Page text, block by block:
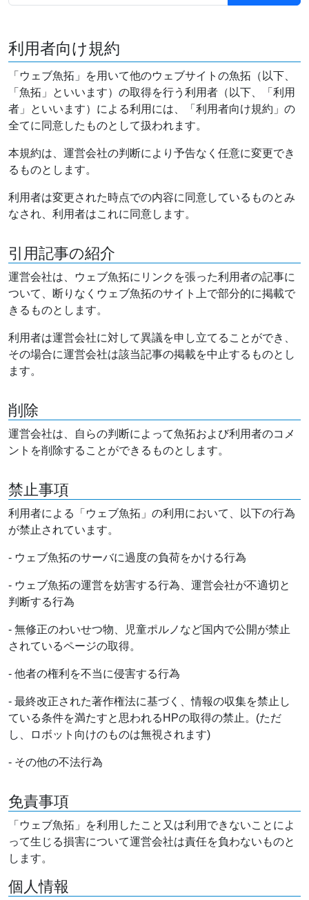
利用者向け規約
「ウェブ魚拓」を用いて他のウェブサイトの魚拓（以下、
「魚拓」といいます）の取得を行う利用者（以下、「利用
者」といいます）による利用には、「利用者向け規約」の
全てに同意したものとして扱われます。
本規約は、運営会社の判断により予告なく任意に変更でき
るものとします。
利用者は変更された時点での内容に同意しているものとみ
なされ、利用者はこれに同意します。
引用記事の紹介
運営会社は、ウェブ魚拓にリンクを張った利用者の記事に
ついて、断りなくウェブ魚拓のサイト上で部分的に掲載で
きるものとします。
利用者は運営会社に対して異議を申し立てることができ、
その場合に運営会社は該当記事の掲載を中止するものとし
ます。
削除
運営会社は、自らの判断によって魚拓および利用者のコメ
ントを削除することができるものとします。
禁止事項
利用者による「ウェブ魚拓」の利用において、以下の行為
が禁止されています。
- ウェブ魚拓のサーバに過度の負荷をかける行為
- ウェブ魚拓の運営を妨害する行為、運営会社が不適切と
判断する行為
- 無修正のわいせつ物、児童ポルノなど国内で公開が禁止
されているページの取得。
- 他者の権利を不当に侵害する行為
- 最終改正された著作権法に基づく、情報の収集を禁止し
ている条件を満たすと思われるHPの取得の禁止。(ただ
し、ロボット向けのものは無視されます)
- その他の不法行為
免責事項
「ウェブ魚拓」を利用したこと又は利用できないことによ
って生じる損害について運営会社は責任を負わないものと
します。
個人情報